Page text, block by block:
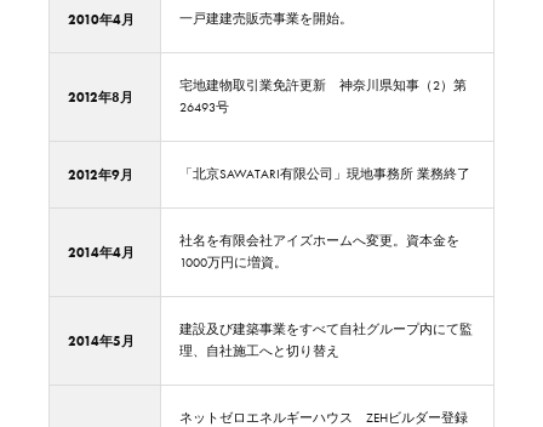
2010年4月 一戸建建売販売事業を開始。
2012年8月
宅地建物取引業免許更新 神奈川県知事（2）第
26493号
2012年9月 「北京SAWATARI有限公司」現地事務所 業務終了
2014年4月
社名を有限会社アイズホームへ変更。資本金を
1000万円に増資。
2014年5月
建設及び建築事業をすべて自社グループ内にて監
理、自社施工へと切り替え
ネットゼロエネルギーハウス ZEHビルダー登録